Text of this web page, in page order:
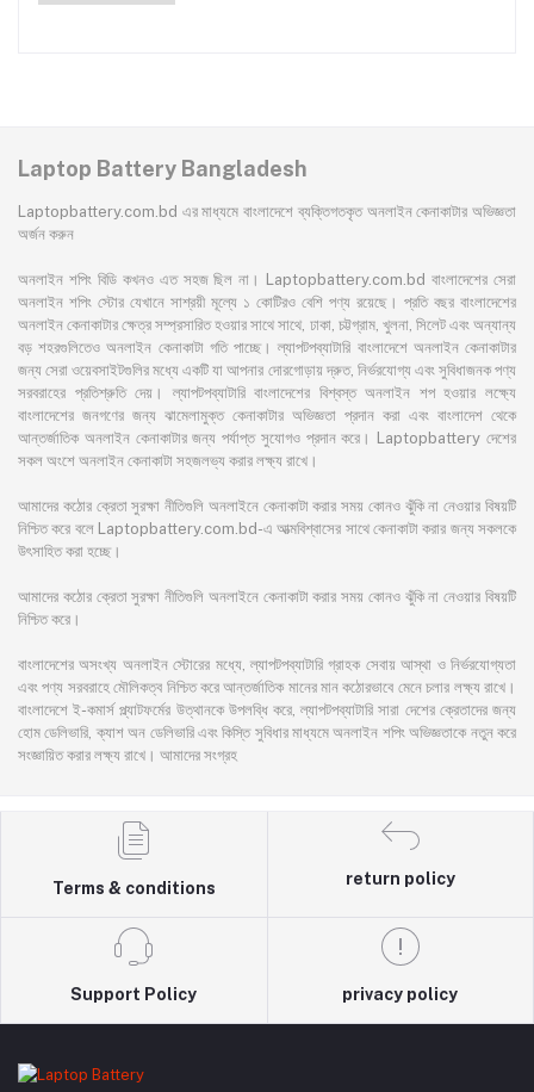
Laptop Battery Bangladesh
Laptopbattery.com.bd এর মাধ্যমে বাংলাদেশে ব্যক্তিগতকৃত অনলাইন কেনাকাটার অভিজ্ঞতা
অর্জন করুন
অনলাইন শপিং বিডি কখনও এত সহজ ছিল না। Laptopbattery.com.bd বাংলাদেশের সেরা
অনলাইন শপিং স্টোর যেখানে সাশ্রয়ী মূল্যে ১ কোটিরও বেশি পণ্য রয়েছে। প্রতি বছর বাংলাদেশের
অনলাইন কেনাকাটার ক্ষেত্র সম্প্রসারিত হওয়ার সাথে সাথে, ঢাকা, চট্টগ্রাম, খুলনা, সিলেট এবং অন্যান্য
বড় শহরগুলিতেও অনলাইন কেনাকাটা গতি পাচ্ছে। ল্যাপটপব্যাটারি বাংলাদেশে অনলাইন কেনাকাটার
জন্য সেরা ওয়েবসাইটগুলির মধ্যে একটি যা আপনার দোরগোড়ায় দ্রুত, নির্ভরযোগ্য এবং সুবিধাজনক পণ্য
সরবরাহের প্রতিশ্রুতি দেয়। ল্যাপটপব্যাটারি বাংলাদেশের বিশ্বস্ত অনলাইন শপ হওয়ার লক্ষ্যে
বাংলাদেশের জনগণের জন্য ঝামেলামুক্ত কেনাকাটার অভিজ্ঞতা প্রদান করা এবং বাংলাদেশ থেকে
আন্তর্জাতিক অনলাইন কেনাকাটার জন্য পর্যাপ্ত সুযোগও প্রদান করে। Laptopbattery দেশের
সকল অংশে অনলাইন কেনাকাটা সহজলভ্য করার লক্ষ্য রাখে।
আমাদের কঠোর ক্রেতা সুরক্ষা নীতিগুলি অনলাইনে কেনাকাটা করার সময় কোনও ঝুঁকি না নেওয়ার বিষয়টি
নিশ্চিত করে বলে Laptopbattery.com.bd-এ আত্মবিশ্বাসের সাথে কেনাকাটা করার জন্য সকলকে
উৎসাহিত করা হচ্ছে।
আমাদের কঠোর ক্রেতা সুরক্ষা নীতিগুলি অনলাইনে কেনাকাটা করার সময় কোনও ঝুঁকি না নেওয়ার বিষয়টি
নিশ্চিত করে।
বাংলাদেশের অসংখ্য অনলাইন স্টোরের মধ্যে, ল্যাপটপব্যাটারি গ্রাহক সেবায় আস্থা ও নির্ভরযোগ্যতা
এবং পণ্য সরবরাহে মৌলিকত্ব নিশ্চিত করে আন্তর্জাতিক মানের মান কঠোরভাবে মেনে চলার লক্ষ্য রাখে।
বাংলাদেশে ই-কমার্স প্ল্যাটফর্মের উত্থানকে উপলব্ধি করে, ল্যাপটপব্যাটারি সারা দেশের ক্রেতাদের জন্য
হোম ডেলিভারি, ক্যাশ অন ডেলিভারি এবং কিস্তি সুবিধার মাধ্যমে অনলাইন শপিং অভিজ্ঞতাকে নতুন করে
সংজ্ঞায়িত করার লক্ষ্য রাখে। আমাদের সংগ্রহ
Terms & conditions
return policy
Support Policy privacy policy